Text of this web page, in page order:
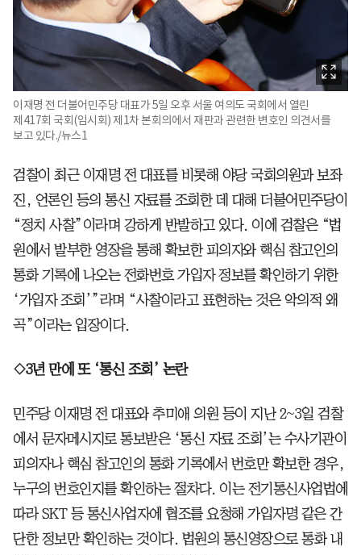
이재명 전 더불어민주당 대표가 5일 오후 서울 여의도 국회에서 열린
제417회 국회(임시회) 제1차 본회의에서 재판과 관련한 변호인 의견서를
보고 있다./뉴스1
검찰이 최근 이재명 전 대표를 비롯해 야당 국회의원과 보좌
진, 언론인 등의 통신 자료를 조회한 데 대해 더불어민주당이
“정치 사찰”이라며 강하게 반발하고 있다. 이에 검찰은 “법
원에서 발부한 영장을 통해 확보한 피의자와 핵심 참고인의
통화 기록에 나오는 전화번호 가입자 정보를 확인하기 위한
‘가입자 조회’”라며 “사찰이라고 표현하는 것은 악의적 왜
곡”이라는 입장이다.
◇3년 만에 또 ‘통신 조회’ 논란
민주당 이재명 전 대표와 추미애 의원 등이 지난 2~3일 검찰
에서 문자메시지로 통보받은 ‘통신 자료 조회’는 수사기관이
피의자나 핵심 참고인의 통화 기록에서 번호만 확보한 경우,
누구의 번호인지를 확인하는 절차다. 이는 전기통신사업법에
따라 SKT 등 통신사업자에 협조를 요청해 가입자명 같은 간
단한 정보만 확인하는 것이다. 법원의 통신영장으로 통화 내